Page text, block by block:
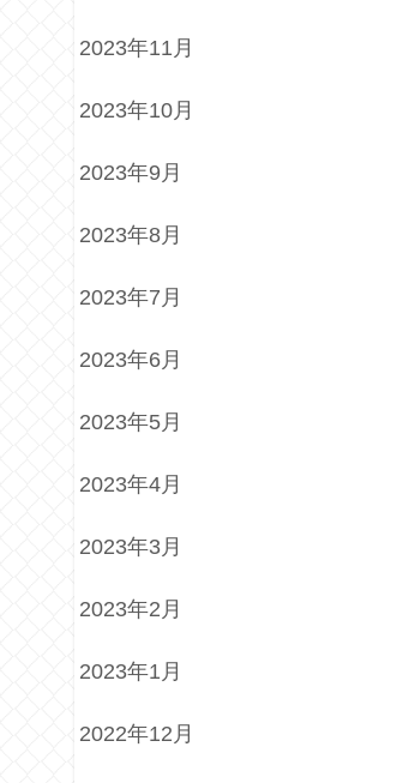
2023年11月
2023年10月
2023年9月
2023年8月
2023年7月
2023年6月
2023年5月
2023年4月
2023年3月
2023年2月
2023年1月
2022年12月